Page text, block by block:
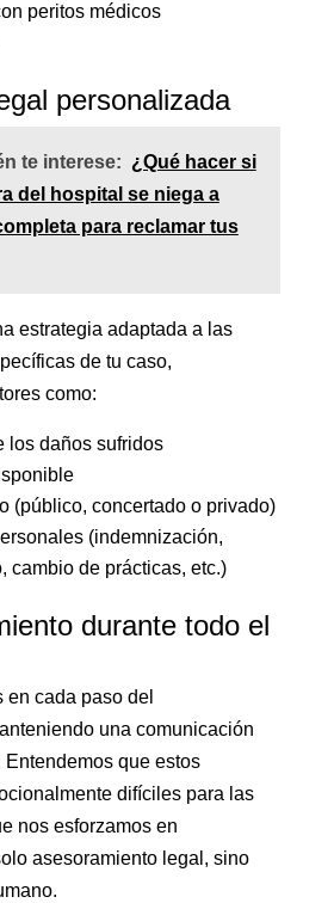
peritos médicos
personalizada
te interese: ¿Qué hacer si
del hospital se niega a
para reclamar tus
estrategia adaptada a las
de tu caso,
como:
los daños sufridos
(público, concertado o privado)
(indemnización,
cambio de prácticas, etc.)
durante todo el
en cada paso del
una comunicación
Entendemos que estos
difíciles para las
nos esforzamos en
asesoramiento legal, sino